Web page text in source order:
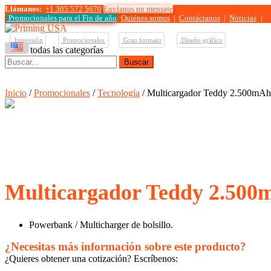
Llámanos: +1 305 572 5670 Envíanos un mensaje
Promocionales para elFin de año Quiénes somos Contáctanos Noticias
Impresión Promocionales Gran formato Diseño gráfico
Ver todas las categorías
Buscar:
Inicio /Promocionales /Tecnología / Multicargador Teddy 2.500mAh
Multicargador Teddy
Powerbank / Multicharger de bolsillo.
¿Necesitas más información sobre este producto?
¿Quieres obtener una cotización? Escríbenos: